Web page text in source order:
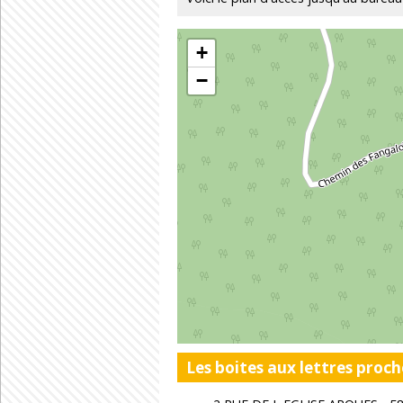
+
−
Les boites aux lettres